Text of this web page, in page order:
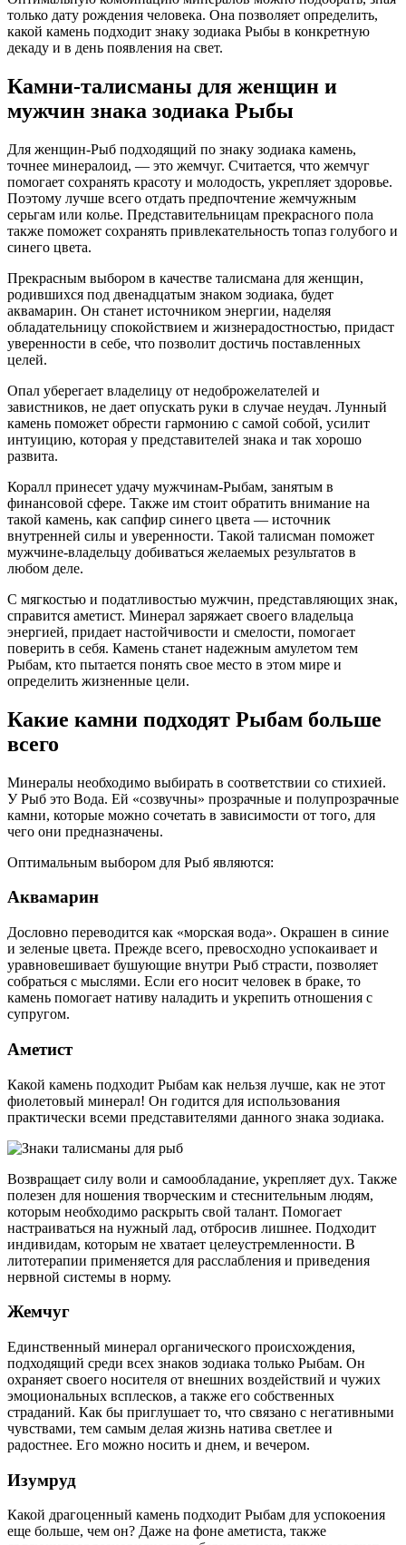
только дату рождения человека. Она позволяет определить,
какой камень подходит знаку зодиака Рыбы в конкретную
декаду и в день появления на свет.
Камни-талисманы для женщин и
мужчин знака зодиака Рыбы
Для женщин-Рыб подходящий по знаку зодиака камень,
точнее минералоид, — это жемчуг. Считается, что жемчуг
помогает сохранять красоту и молодость, укрепляет здоровье.
Поэтому лучше всего отдать предпочтение жемчужным
серьгам или колье. Представительницам прекрасного пола
также поможет сохранять привлекательность топаз голубого и
синего цвета.
Прекрасным выбором в качестве талисмана для женщин,
родившихся под двенадцатым знаком зодиака, будет
аквамарин. Он станет источником энергии, наделяя
обладательницу спокойствием и жизнерадостностью, придаст
уверенности в себе, что позволит достичь поставленных
целей.
Опал уберегает владелицу от недоброжелателей и
завистников, не дает опускать руки в случае неудач. Лунный
камень поможет обрести гармонию с самой собой, усилит
интуицию, которая у представителей знака и так хорошо
развита.
Коралл принесет удачу мужчинам-Рыбам, занятым в
финансовой сфере. Также им стоит обратить внимание на
такой камень, как сапфир синего цвета — источник
внутренней силы и уверенности. Такой талисман поможет
мужчине-владельцу добиваться желаемых результатов в
любом деле.
С мягкостью и податливостью мужчин, представляющих знак,
справится аметист. Минерал заряжает своего владельца
энергией, придает настойчивости и смелости, помогает
поверить в себя. Камень станет надежным амулетом тем
Рыбам, кто пытается понять свое место в этом мире и
определить жизненные цели.
Какие камни подходят Рыбам больше
всего
Минералы необходимо выбирать в соответствии со стихией.
У Рыб это Вода. Ей «созвучны» прозрачные и полупрозрачные
камни, которые можно сочетать в зависимости от того, для
чего они предназначены.
Оптимальным выбором для Рыб являются:
Аквамарин
Дословно переводится как «морская вода». Окрашен в синие
и зеленые цвета. Прежде всего, превосходно успокаивает и
уравновешивает бушующие внутри Рыб страсти, позволяет
собраться с мыслями. Если его носит человек в браке, то
камень помогает нативу наладить и укрепить отношения с
супругом.
Аметист
Какой камень подходит Рыбам как нельзя лучше, как не этот
фиолетовый минерал! Он годится для использования
практически всеми представителями данного знака зодиака.
Возвращает силу воли и самообладание, укрепляет дух. Также
полезен для ношения творческим и стеснительным людям,
которым необходимо раскрыть свой талант. Помогает
настраиваться на нужный лад, отбросив лишнее. Подходит
индивидам, которым не хватает целеустремленности. В
литотерапии применяется для расслабления и приведения
нервной системы в норму.
Жемчуг
Единственный минерал органического происхождения,
подходящий среди всех знаков зодиака только Рыбам. Он
охраняет своего носителя от внешних воздействий и чужих
эмоциональных всплесков, а также его собственных
страданий. Как бы приглушает то, что связано с негативными
чувствами, тем самым делая жизнь натива светлее и
радостнее. Его можно носить и днем, и вечером.
Изумруд
Какой драгоценный камень подходит Рыбам для успокоения
еще больше, чем он? Даже на фоне аметиста, также